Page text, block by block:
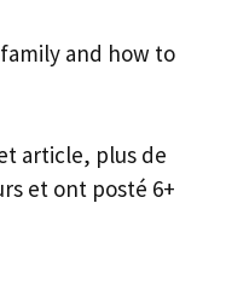
and how to
article, plus de
et ont posté 6+